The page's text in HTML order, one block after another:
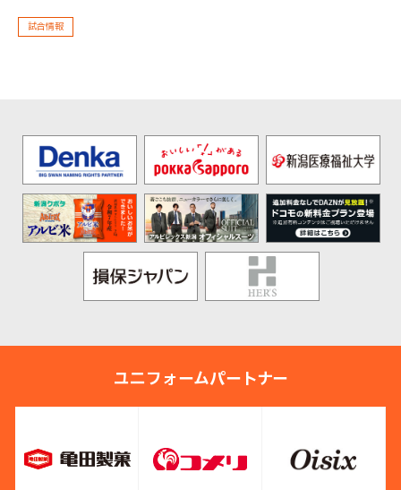
試合情報
ユニフォームパートナー